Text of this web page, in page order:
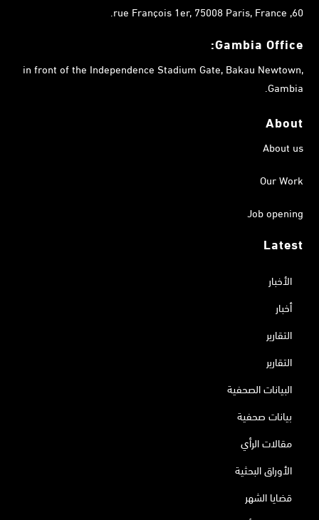
60, rue François 1er, 75008 Paris, France.
Gambia Office:
in front of the Independence Stadium Gate, Bakau Newtown,
Gambia.
About
About us
Our Work
Job opening
Latest
الأخبار
أخبار
التقارير
التقارير
البيانات الصحفية
بيانات صحفية
مقالات الرأي
الأوراق البحثية
قضايا الشهر